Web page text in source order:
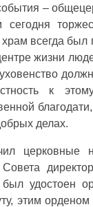
–
всегда был
жизни
к
делах.
церковные
удостоен
этим